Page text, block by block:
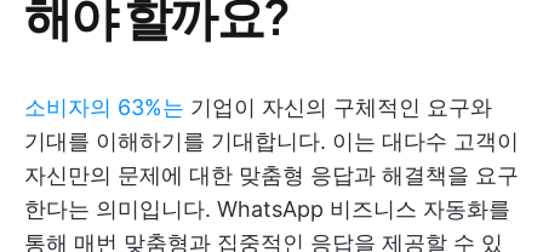
해야 할까요?
소비자의 63%는 기업이 자신의 구체적인 요구와
기대를 이해하기를 기대합니다. 이는 대다수 고객이
자신만의 문제에 대한 맞춤형 응답과 해결책을 요구
한다는 의미입니다. WhatsApp 비즈니스 자동화를
통해 매번 맞춤형과 집중적인 응답을 제공할 수 있